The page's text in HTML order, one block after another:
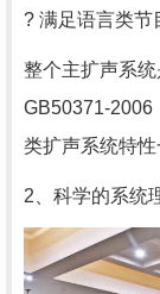
? 满足语言类节
整个主扩声系
GB50371-2006
类扩声系统特性
2、科学的系统